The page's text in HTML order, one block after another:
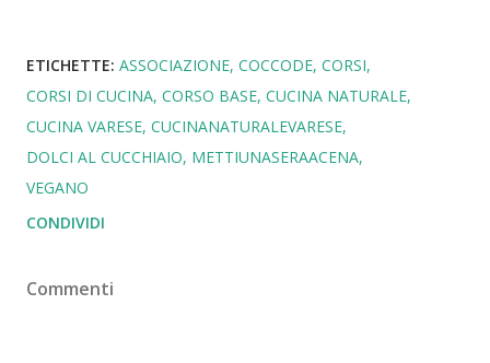
ETICHETTE: ASSOCIAZIONE COCCODE CORSI
CORSI DI CUCINA CORSO BASE CUCINA NATURALE
CUCINA VARESE CUCINANATURALEVARESE
DOLCI AL CUCCHIAIO METTIUNASERAACENA
VEGANO
CONDIVIDI
Commenti